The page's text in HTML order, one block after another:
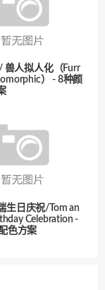
兽人拟人化（Furr
） - 8种颜
生日庆祝/Tom an
Celebration -
色方案